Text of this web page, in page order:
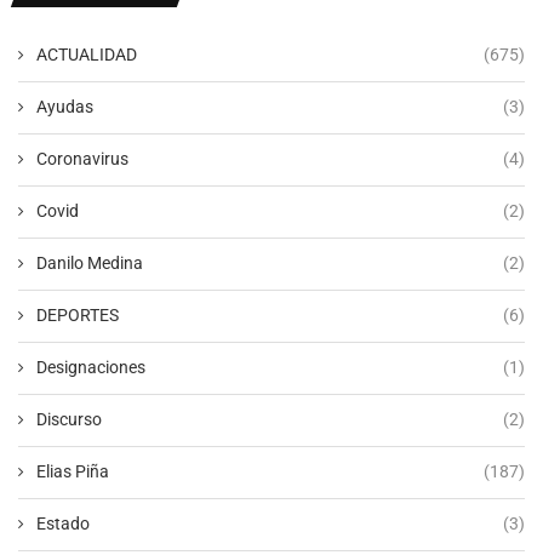
ACTUALIDAD (675)
Ayudas (3)
Coronavirus (4)
Covid (2)
Danilo Medina (2)
DEPORTES (6)
Designaciones (1)
Discurso (2)
Elias Piña (187)
Estado (3)